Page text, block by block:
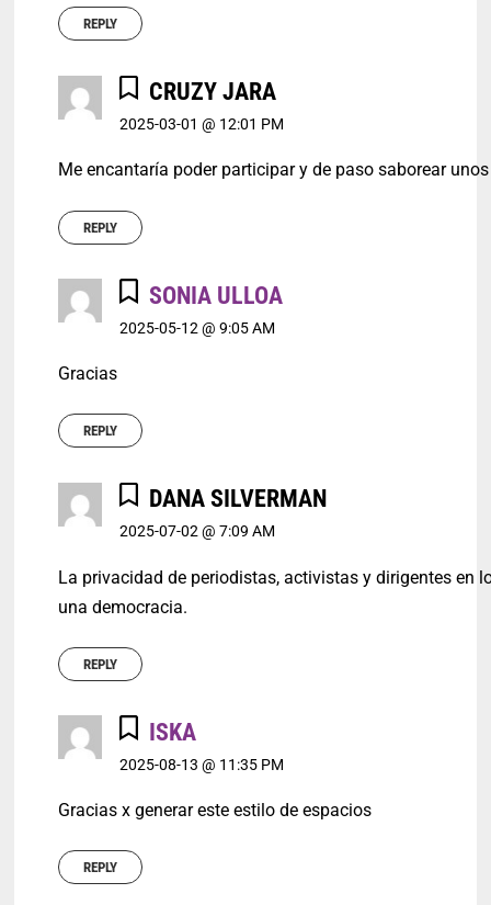
REPLY
CRUZY JARA
2025-03-01 @ 12:01 PM
Me encantaría poder participar y de paso saborear
REPLY
SONIA ULLOA
2025-05-12 @ 9:05 AM
Gracias
REPLY
DANA SILVERMAN
2025-07-02 @ 7:09 AM
La privacidad de periodistas, activistas y dirigentes en
una democracia.
REPLY
ISKA
2025-08-13 @ 11:35 PM
Gracias x generar este estilo de espacios
REPLY